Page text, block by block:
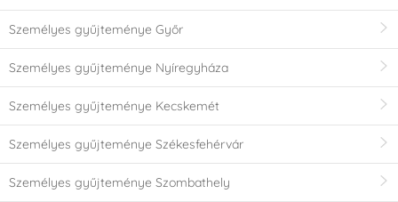
Személyes gyűjteménye Győr
Személyes gyűjteménye Nyíregyháza
Személyes gyűjteménye Kecskemét
Személyes gyűjteménye Székesfehérvár
Személyes gyűjteménye Szombathely